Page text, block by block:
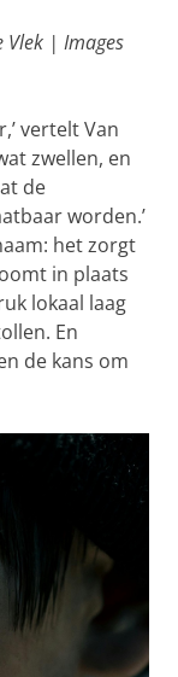
Vlek | Images
vertelt Van
zwellen, en
de
worden.’
het zorgt
in plaats
lokaal laag
En
de kans om